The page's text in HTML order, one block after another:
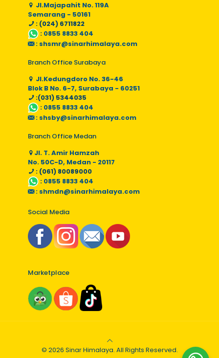
Jl.Majapahit No. 119A
Semarang - 50161
: (024) 6711822
: 0855 8833 404
: shsmr@sinarhimalaya.com
Branch Office Surabaya
Jl.Kedungdoro No. 36-46
Blok B No. 6-7, Surabaya - 60251
:(031) 5344035
: 0855 8833 404
: shsby@sinarhimalaya.com
Branch Office Medan
Jl. T. Amir Hamzah
No. 50C-D, Medan - 20117
: (061) 80089000
: 0855 8833 404
: shmdn@sinarhimalaya.com
Social Media
Marketplace
© 2026 Sinar Himalaya. All Rights Reserved.